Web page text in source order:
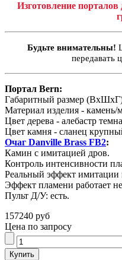
Изготовление
Будьте внимательны!
передавать
Портал Bern:
Габаритный размер
Материал изделия -
Цвет дерева - алебастр
Цвет камня - сланец
Очаг Danville Brass FB2:
Камин с имитацией дров.
Контроль интенсивности
Реальный эффект
Эффект пламени работает
Пульт Д/У: есть.
157240 руб
Цена по запросу